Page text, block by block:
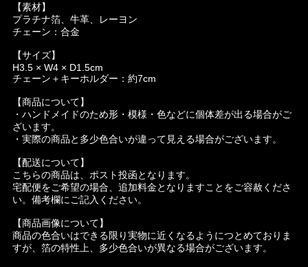
【素材】
プラチナ箔、牛革、レーヨン
チェーン：合金
【サイズ】
H3.5 × W4 × D1.5cm
チェーン＋キーホルダー：約7cm
【商品について】
・ハンドメイドのため形・模様・色などに個体差が出る場合がご
ざいます。
・実際の商品と多少色合いが違って見える場合がございます。
【配送について】
こちらの商品は、ポスト投函となります。
宅配便をご希望の場合、追加料金となりますことをご容赦くださ
い。備考欄にご記入ください。
【商品画像について】
商品の色合いはできる限り実物に近くなるようにつとめておりま
すが、箔の特性上、多少色合いが異なる場合がございます。